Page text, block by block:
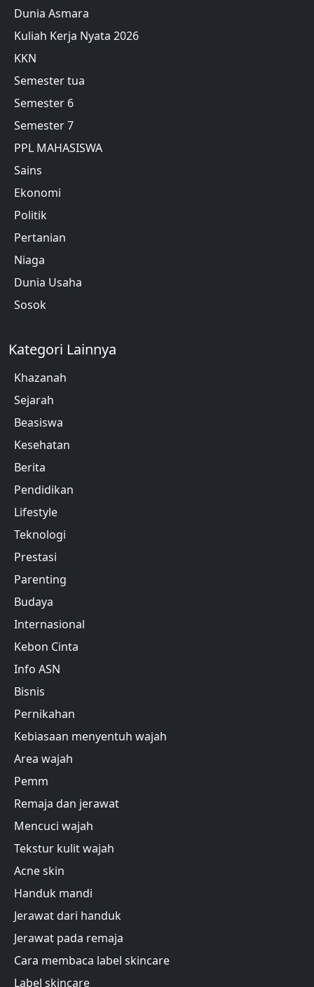
Dunia Asmara
Kuliah Kerja Nyata 2026
KKN
Semester tua
Semester 6
Semester 7
PPL MAHASISWA
Sains
Ekonomi
Politik
Pertanian
Niaga
Dunia Usaha
Sosok
Kategori Lainnya
Khazanah
Sejarah
Beasiswa
Kesehatan
Berita
Pendidikan
Lifestyle
Teknologi
Prestasi
Parenting
Budaya
Internasional
Kebon Cinta
Info ASN
Bisnis
Pernikahan
Kebiasaan menyentuh wajah
Area wajah
Pemm
Remaja dan jerawat
Mencuci wajah
Tekstur kulit wajah
Acne skin
Handuk mandi
Jerawat dari handuk
Jerawat pada remaja
Cara membaca label skincare
Label skincare